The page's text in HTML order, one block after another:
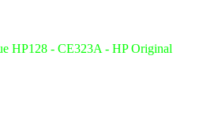
HP128 - CE323A - HP Original